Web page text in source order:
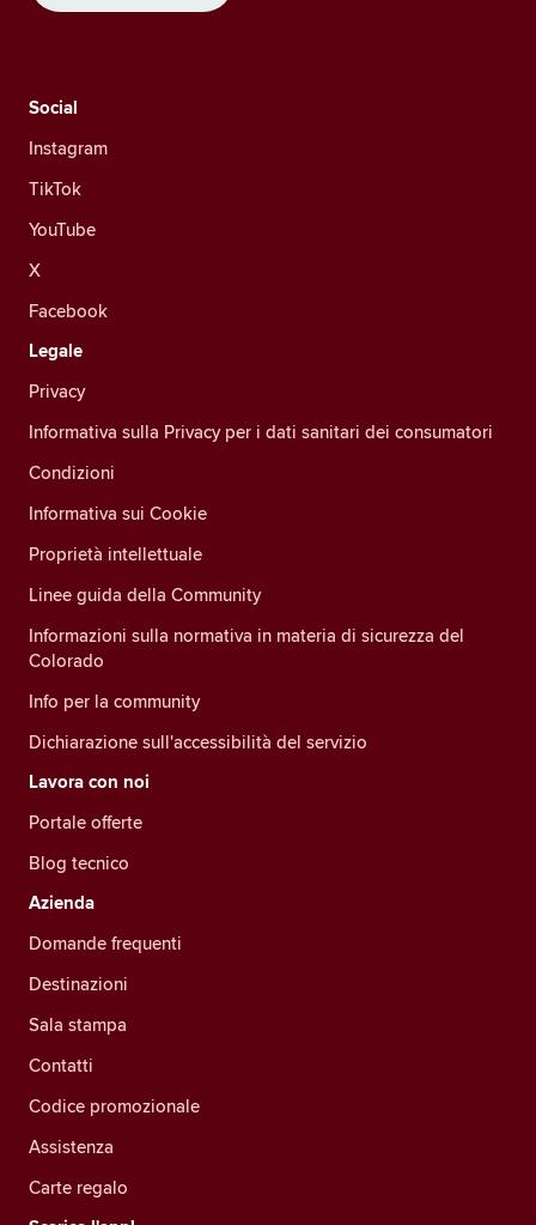
Social
Instagram
TikTok
YouTube
X
Facebook
Legale
Privacy
Informativa sulla Privacy per i dati sanitari dei consumatori
Condizioni
Informativa sui Cookie
Proprietà intellettuale
Linee guida della Community
Informazioni sulla normativa in materia di sicurezza del
Colorado
Info per la community
Dichiarazione sull'accessibilità del servizio
Lavora con noi
Portale offerte
Blog tecnico
Azienda
Domande frequenti
Destinazioni
Sala stampa
Contatti
Codice promozionale
Assistenza
Carte regalo